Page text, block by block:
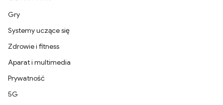
Gry
Systemy uczące się
Zdrowie i fitness
Aparat i multimedia
Prywatność
5G